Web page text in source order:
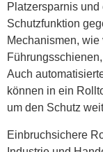
Platzersparnis
Schutzfunktion
Mechanismen,
Auch
können in ein
um den Schutz
Einbruchsichere